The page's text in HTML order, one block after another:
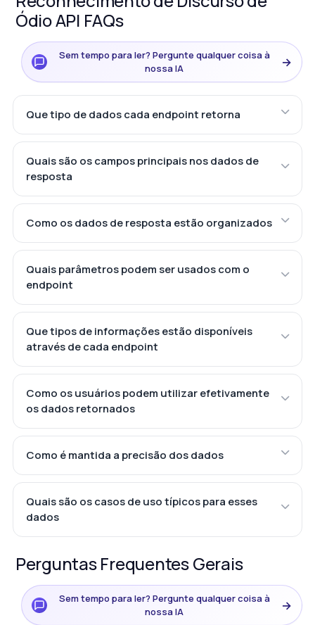
Ódio API FAQs
Sem tempo para ler? Pergunte qualquer coisa à
nossa IA
→
Que tipo de dados cada endpoint retorna
Quais são os campos principais nos dados de
resposta
Como os dados de resposta estão organizados
Quais parâmetros podem ser usados com o
endpoint
Que tipos de informações estão disponíveis
através de cada endpoint
Como os usuários podem utilizar efetivamente
os dados retornados
Como é mantida a precisão dos dados
Quais são os casos de uso típicos para esses
dados
Perguntas Frequentes Gerais
Sem tempo para ler? Pergunte qualquer coisa à
nossa IA
→